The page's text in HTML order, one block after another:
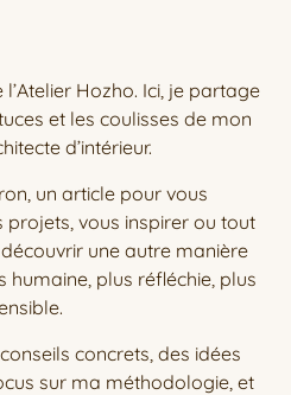
Hozho. Ici, je partage
et les coulisses de mon
d’intérieur.
un article pour vous
vous inspirer ou tout
une autre manière
humaine, plus réfléchie, plus
concrets, des idées
sur ma méthodologie, et